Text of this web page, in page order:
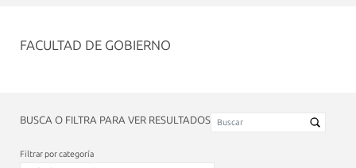
FACULTAD DE GOBIERNO
BUSCA O FILTRA PARA VER RESULTADOS
Filtrar por categoría